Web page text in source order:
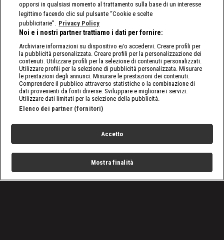
opporsi in qualsiasi momento al trattamento sulla base di un interesse
legittimo facendo clic sul pulsante “Cookie e scelte
pubblicitarie”. Privacy Policy
Noi e i nostri partner trattiamo i dati per fornire:
Archiviare informazioni su dispositivo e/o accedervi. Creare profili per
la pubblicità personalizzata. Creare profili per la personalizzazione dei
contenuti. Utilizzare profili per la selezione di contenuti personalizzati.
Utilizzare profili per la selezione di pubblicità personalizzata. Misurare
le prestazioni degli annunci. Misurare le prestazioni dei contenuti.
Comprendere il pubblico attraverso statistiche o la combinazione di
dati provenienti da fonti diverse. Sviluppare e migliorare i servizi.
Utilizzare dati limitati per la selezione della pubblicità.
Elenco dei partner (fornitori)
Accetto
Mostra finalità